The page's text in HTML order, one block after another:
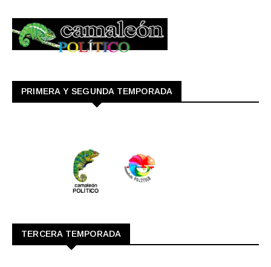
PRIMERA Y SEGUNDA TEMPORADA
TERCERA TEMPORADA